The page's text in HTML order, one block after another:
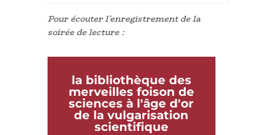
Pour écouter l’enregistrement de la
soirée de lecture :
la bibliothèque des
merveilles foison de
sciences à l'âge d'or
de la vulgarisation
scientifique